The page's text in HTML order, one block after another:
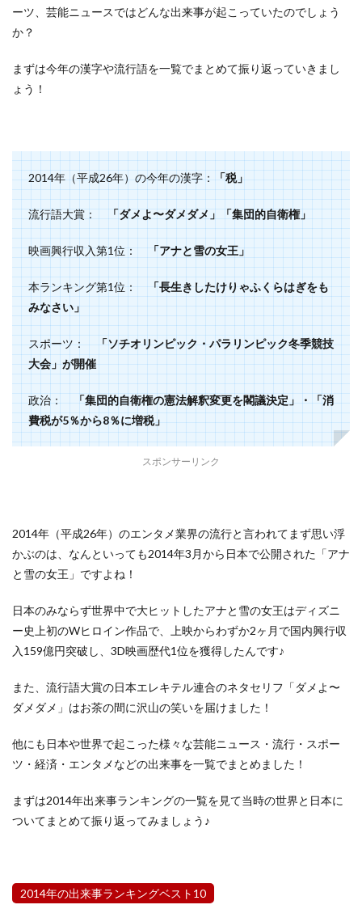
ーツ、芸能ニュースではどんな出来事が起こっていたのでしょう
か？
まずは今年の漢字や流行語を一覧でまとめて振り返っていきまし
ょう！
2014年（平成26年）の今年の漢字：「税」
流行語大賞：「ダメよ〜ダメダメ」「集団的自衛権」
映画興行収入第1位：「アナと雪の女王」
本ランキング第1位：「長生きしたけりゃふくらはぎをも
みなさい」
スポーツ：「ソチオリンピック・パラリンピック冬季競技
大会」が開催
政治：「集団的自衛権の憲法解釈変更を閣議決定」・「消
費税が5％から8％に増税」
スポンサーリンク
2014年（平成26年）のエンタメ業界の流行と言われてまず思い浮
かぶのは、なんといっても2014年3月から日本で公開された「アナ
と雪の女王」ですよね！
日本のみならず世界中で大ヒットしたアナと雪の女王はディズニ
ー史上初のWヒロイン作品で、上映からわずか2ヶ月で国内興行収
入159億円突破し、3D映画歴代1位を獲得したんです♪
また、流行語大賞の日本エレキテル連合のネタセリフ「ダメよ〜
ダメダメ」はお茶の間に沢山の笑いを届けました！
他にも日本や世界で起こった様々な芸能ニュース・流行・スポー
ツ・経済・エンタメなどの出来事を一覧でまとめました！
まずは2014年出来事ランキングの一覧を見て当時の世界と日本に
ついてまとめて振り返ってみましょう♪
2014年の出来事ランキングベスト10